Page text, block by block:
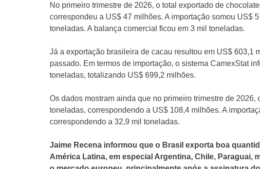
No primeiro trimestre de 2026, o total exportado de
correspondeu a US$ 47 milhões. A importação somou US$
toneladas. A balança comercial ficou em 3 mil toneladas.
Já a exportação brasileira de cacau resultou em US$ 603,1
passado. Em termos de importação, o sistema CamexStat
toneladas, totalizando US$ 699,2 milhões.
Os dados mostram ainda que no primeiro trimestre de 2026,
toneladas, correspondendo a US$ 108,4 milhões. A
correspondendo a 32,9 mil toneladas.
Jaime Recena informou que o Brasil exporta boa
América Latina, em especial Argentina, Chile, Paraguai,